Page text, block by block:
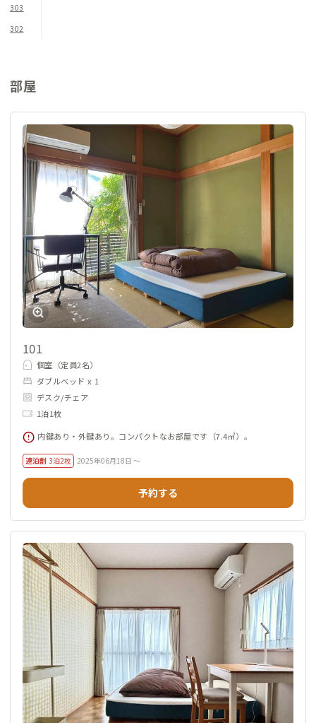
303
302
部屋
101
個室（定員2名）
ダブルベッド x 1
デスク/チェア
1泊1枚
内鍵あり・外鍵あり。コンパクトなお部屋です（7.4㎡）。
連泊割 3泊2枚 2025年06月18日 ～
予約する